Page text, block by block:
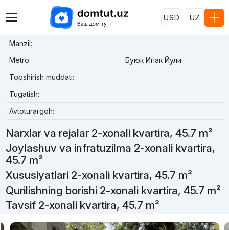
USD UZ
Manzil:
Metro:
Буюк Ипак Йули
Topshirish muddati:
Tugatish:
Avtoturargoh:
Narxlar va rejalar 2-xonali kvartira, 45.7 m²
Joylashuv va infratuzilma 2-xonali kvartira,
45.7 m²
Xususiyatlari 2-xonali kvartira, 45.7 m²
Qurilishning borishi 2-xonali kvartira, 45.7 m²
Tavsif 2-xonali kvartira, 45.7 m²